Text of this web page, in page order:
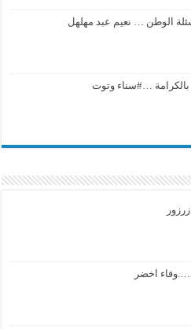
الوطن … نعيم عبد مهلهل
…#سناء وتوت
اخضر